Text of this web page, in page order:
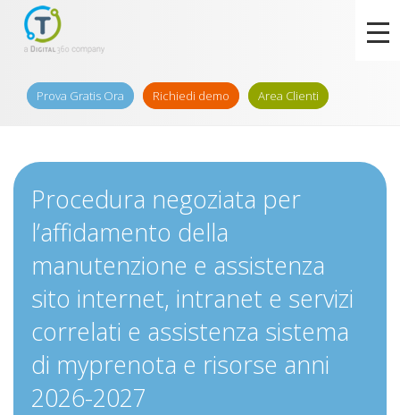
Prova Gratis Ora Richiedi demo Area Clienti
Procedura negoziata per
l’affidamento della
manutenzione e assistenza
sito internet, intranet e servizi
correlati e assistenza sistema
di myprenota e risorse anni
2026-2027